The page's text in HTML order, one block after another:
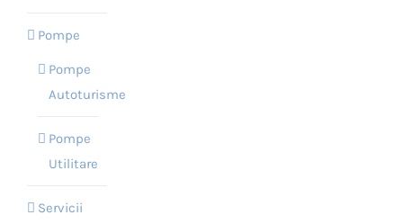
Pompe
Pompe
Autoturisme
Pompe
Utilitare
Servicii